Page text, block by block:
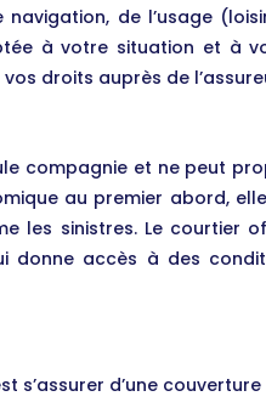
de l’usage
à votre situation et à
droits auprès de
compagnie et ne peut
au premier abord,
les sinistres. Le courtier
donne accès à des
d’une couverture